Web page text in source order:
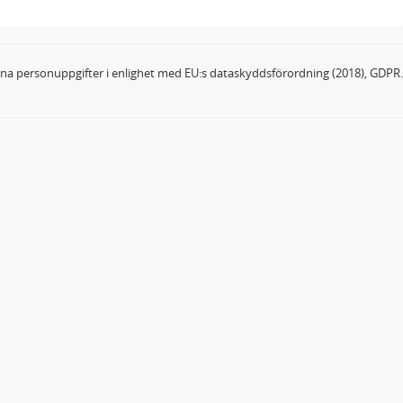
personuppgifter i enlighet med EU:s dataskyddsförordning (2018), GDPR.